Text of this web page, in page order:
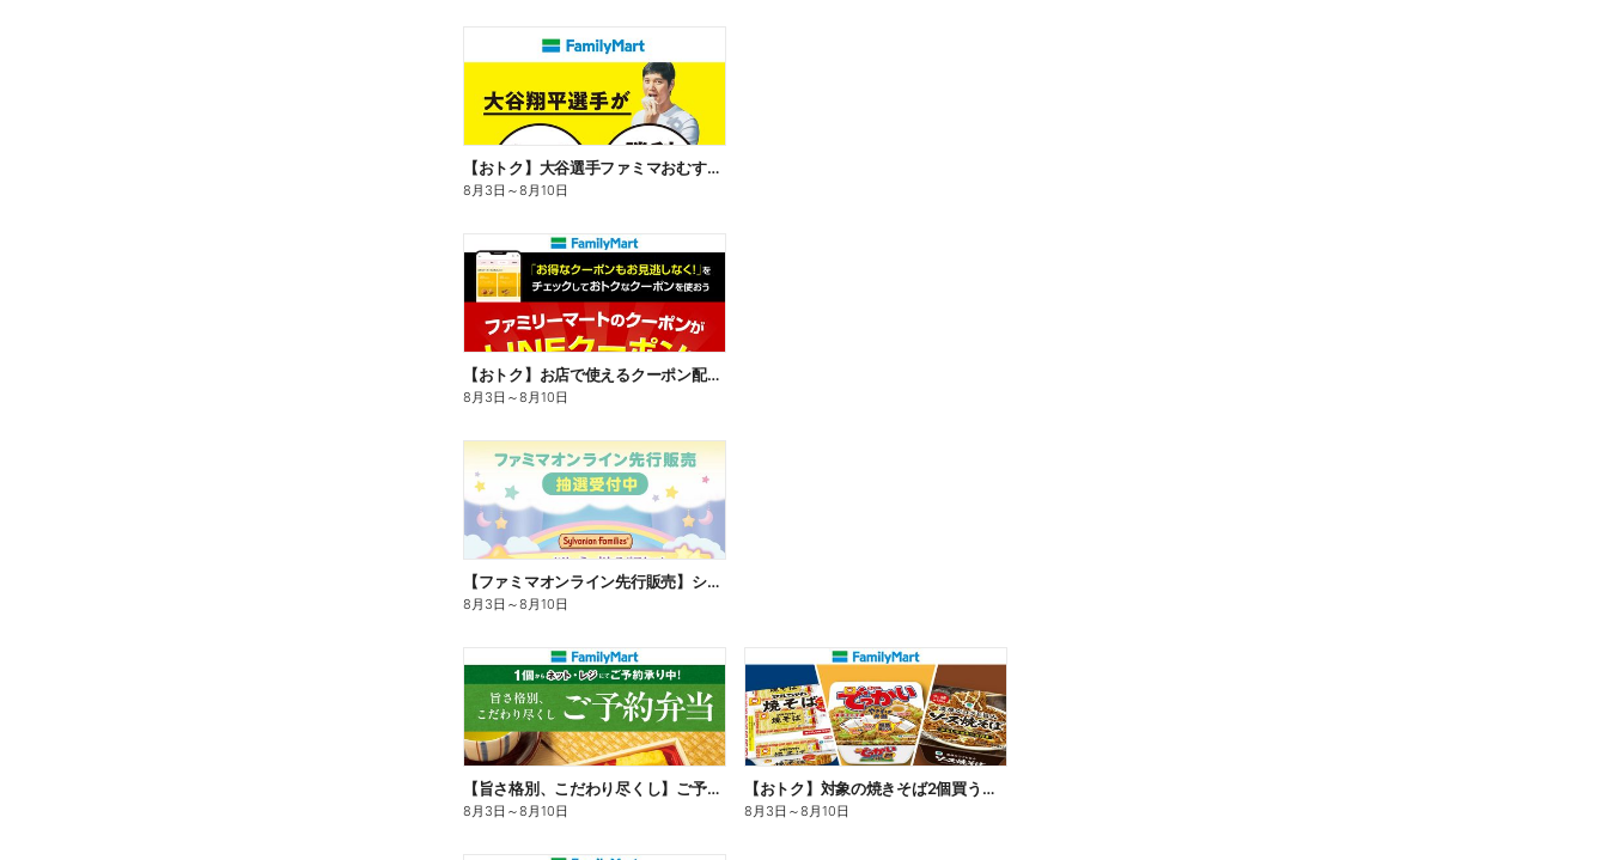
【おトク】大谷選手ファミマおむすび割
8月3日 ～8月10日
【おトク】お店で使えるクーポン配信中
8月3日 ～8月10日
【ファミマオンライン先行販売】シルバニアファミリー
8月3日 ～8月10日
【旨さ格別、こだわり尽くし】ご予約弁当
8月3日 ～8月10日
【おトク】対象の焼きそば2個買うと100円引き!
8月3日 ～8月10日